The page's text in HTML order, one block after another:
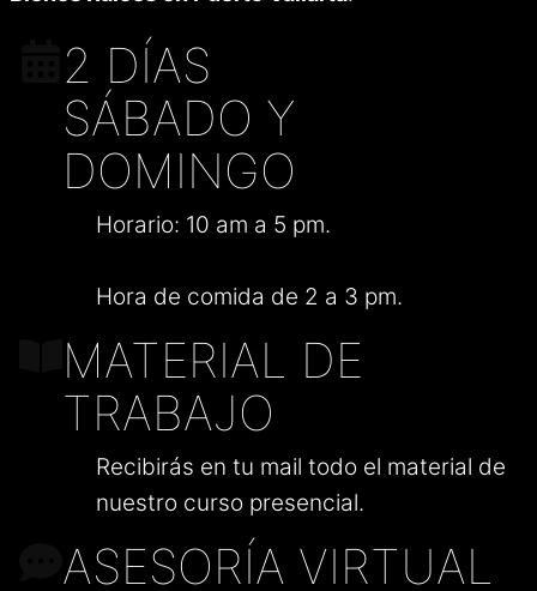
2 DÍAS
SÁBADO Y
DOMINGO
Horario: 10 am a 5 pm.
Hora de comida de 2 a 3 pm.
MATERIAL DE
TRABAJO
Recibirás en tu mail todo el material de
nuestro curso presencial.
ASESORÍA VIRTUAL